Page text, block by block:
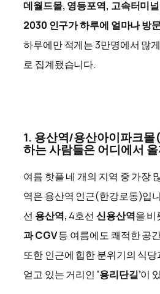
데월드몰, 영등포역, 고속터미
2030 인구가 하루에 얼마나 방
하루에만 적게는 3만명에서 많
로 집계됐습니다.
1. 용산역/용산아이파크
하는 사람들은 어디에서
여름 핫플 네 개의 지역 중 가장
역은 용산역 인근(한강로동)입
선 용산역, 4호선 신용산역을 비
과CGV등 여름에도 쾌적한 공
또한 인근에 힙한 분위기의 식
얻고 있는 거리인 ‘용리단길’이